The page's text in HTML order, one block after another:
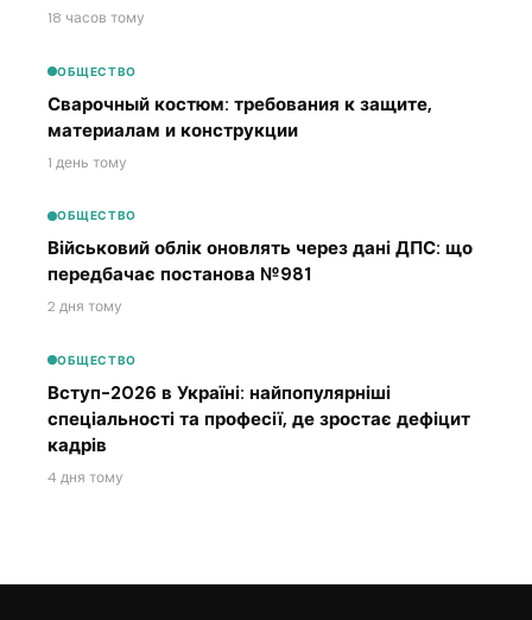
18 часов тому
ОБЩЕСТВО
Сварочный костюм: требования к защите,
материалам и конструкции
1 день тому
ОБЩЕСТВО
Військовий облік оновлять через дані ДПС: що
передбачає постанова №981
2 дня тому
ОБЩЕСТВО
Вступ-2026 в Україні: найпопулярніші
спеціальності та професії, де зростає дефіцит
кадрів
4 дня тому